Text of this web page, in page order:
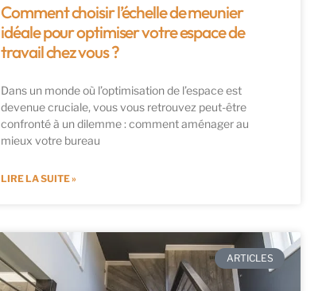
Comment choisir l’échelle de meunier
idéale pour optimiser votre espace de
travail chez vous ?
Dans un monde où l’optimisation de l’espace est
devenue cruciale, vous vous retrouvez peut-être
confronté à un dilemme : comment aménager au
mieux votre bureau
LIRE LA SUITE »
ARTICLES